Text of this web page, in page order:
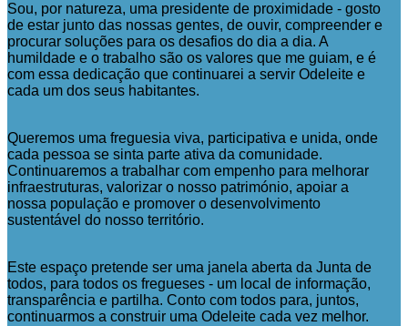
Sou, por natureza, uma presidente de proximidade - gosto
de estar junto das nossas gentes, de ouvir, compreender e
procurar soluções para os desafios do dia a dia. A
humildade e o trabalho são os valores que me guiam, e é
com essa dedicação que continuarei a servir Odeleite e
cada um dos seus habitantes.
Queremos uma freguesia viva, participativa e unida, onde
cada pessoa se sinta parte ativa da comunidade.
Continuaremos a trabalhar com empenho para melhorar
infraestruturas, valorizar o nosso património, apoiar a
nossa população e promover o desenvolvimento
sustentável do nosso território.
Este espaço pretende ser uma janela aberta da Junta de
todos, para todos os fregueses - um local de informação,
transparência e partilha. Conto com todos para, juntos,
continuarmos a construir uma Odeleite cada vez melhor.